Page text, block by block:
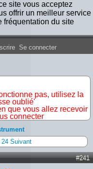
site vous acceptez
offrir un meilleur service
fréquentation du site
France
Se connecter
pas, utilisez la
oublié'
que vous allez recevoir
connecter
24 Suivant
#241